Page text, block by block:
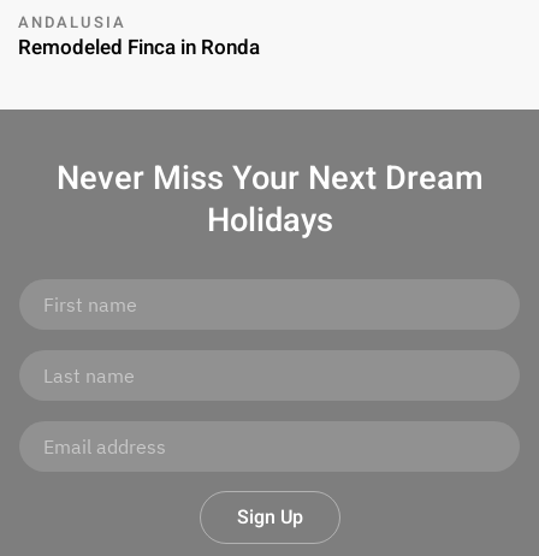
ANDALUSIA
Remodeled Finca in Ronda
Never Miss Your Next Dream
Holidays
Sign Up